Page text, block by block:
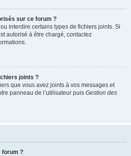
sur ce forum ?
interdire certains types de fichiers joints. Si
autorisé à être chargé, contactez
joints ?
que vous avez joints à vos messages et
panneau de l’utilisateur puis Gestion des
forum ?